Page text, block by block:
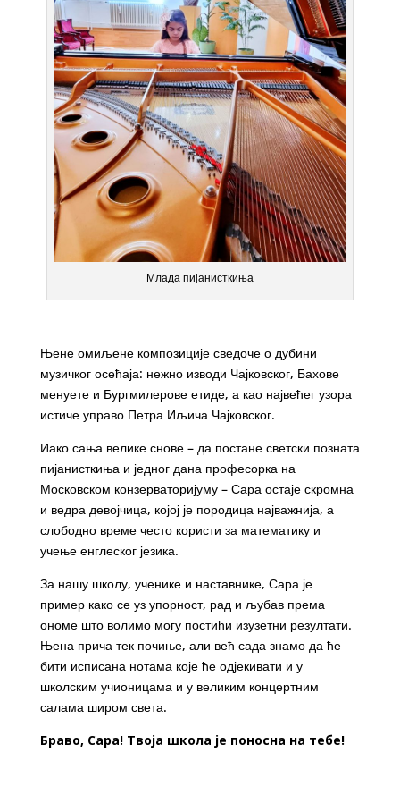
Млада пијанисткиња
Њене омиљене композиције сведоче о дубини
музичког осећаја: нежно изводи Чајковског, Бахове
менуете и Бургмилерове етиде, а као највећег узора
истиче управо Петра Иљича Чајковског.
Иако сања велике снове – да постане светски позната
пијанисткиња и једног дана професорка на
Московском конзерваторијуму – Сара остаје скромна
и ведра девојчица, којој је породица најважнија, а
слободно време често користи за математику и
учење енглеског језика.
За нашу школу, ученике и наставнике, Сара је
пример како се уз упорност, рад и љубав према
ономе што волимо могу постићи изузетни резултати.
Њена прича тек почиње, али већ сада знамо да ће
бити исписана нотама које ће одјекивати и у
школским учионицама и у великим концертним
салама широм света.
Браво, Сара! Твоја школа је поносна на тебе!